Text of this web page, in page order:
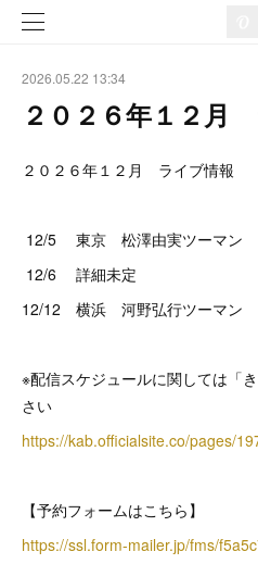
2026.05.22 13:34
２０２６年１２月
２０２６年１２月 ライブ情報
12/5 東京 松澤由実ツーマン
12/6 詳細未定
12/12 横浜 河野弘行ツーマン
※配信スケジュールに関しては「
さい
https://kab.officialsite.co/pages/
【予約フォームはこちら】
https://ssl.form-mailer.jp/fms/